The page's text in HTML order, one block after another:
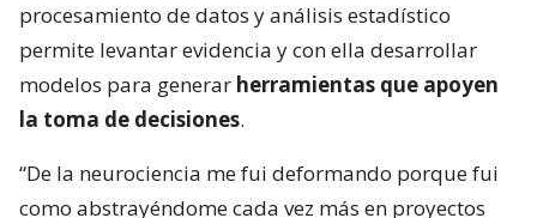
procesamiento de datos y análisis estadístico
permite levantar evidencia y con ella desarrollar
modelos para generar herramientas que apoyen
la toma de decisiones.
“De la neurociencia me fui deformando porque fui
como abstrayéndome cada vez más en proyectos